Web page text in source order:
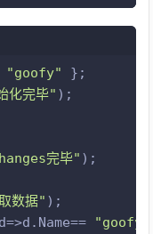
"goofy"
};
化完毕" );
完毕" );
数据" );
"goofy"